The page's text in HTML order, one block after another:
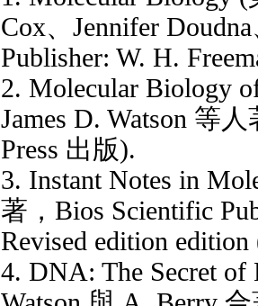
Cox、Jennifer
Publisher: W. H.
2. Molecular Biology
James D. Watson 等
Press 出版).
3. Instant Notes in
著，Bios Scientific
Revised edition
4. DNA: The Secret